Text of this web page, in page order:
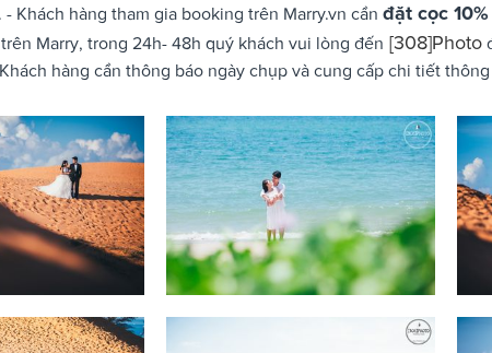
Khách hàng tham gia booking trên Marry.vn cần đặt cọc
Marry, trong 24h- 48h quý khách vui lòng đến [308]Photo
hàng cần thông báo ngày chụp và cung cấp chi tiết